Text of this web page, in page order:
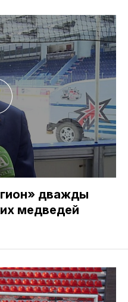
дважды
медведей